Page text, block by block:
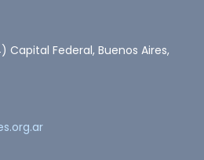
Capital Federal, Buenos Aires,